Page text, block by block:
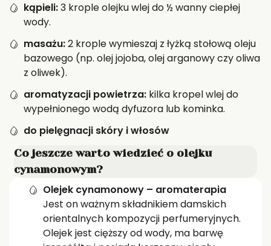
kąpieli:3 krople olejku wlej do ½ wanny ciepłej
wody.
masażu:2 krople wymieszaj z łyżką stołową oleju
bazowego (np. olej jojoba, olej arganowy czy oliwa
z oliwek).
aromatyzacji powietrza: kilka kropel wlej do
wypełnionego wodą dyfuzora lub kominka.
do pielęgnacji skóry i włosów
Co jeszcze warto wiedzieć o olejku
cynamonowym?
Olejek cynamonowy – aromaterapia
Jest on ważnym składnikiem damskich
orientalnych kompozycji perfumeryjnych.
Olejek jest cięższy od wody, ma barwę